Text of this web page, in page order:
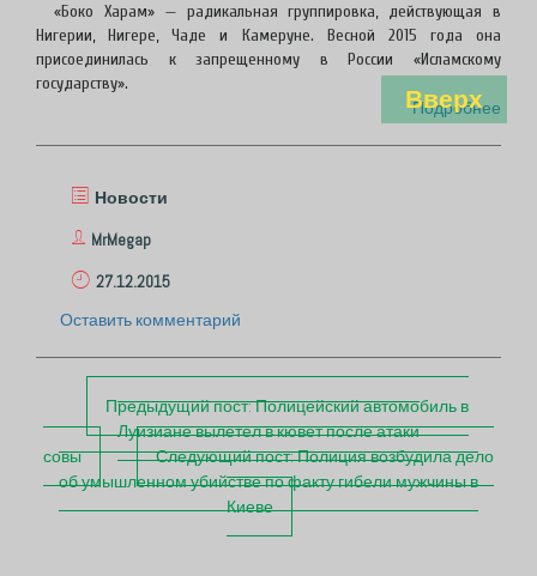
Вверх
«Боко Харам» — радикальная группировка, действующая в
Нигерии, Нигере, Чаде и Камеруне. Весной 2015 года она
присоединилась к запрещенному в России «Исламскому
государству».
Подробнее
Новости
MrMegap
27.12.2015
Оставить комментарий
П
о
с
тн
Предыдущий пост:Полицейский автомобиль в
Луизиане вылетел в кювет после атаки
совы
Следующий пост:Полиция возбудила дело
об умышленном убийстве по факту гибели мужчины в
Киеве